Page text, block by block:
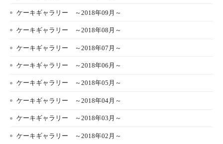
ケーキギャラリー ～2018年09月～
ケーキギャラリー ～2018年08月～
ケーキギャラリー ～2018年07月～
ケーキギャラリー ～2018年06月～
ケーキギャラリー ～2018年05月～
ケーキギャラリー ～2018年04月～
ケーキギャラリー ～2018年03月～
ケーキギャラリー ～2018年02月～